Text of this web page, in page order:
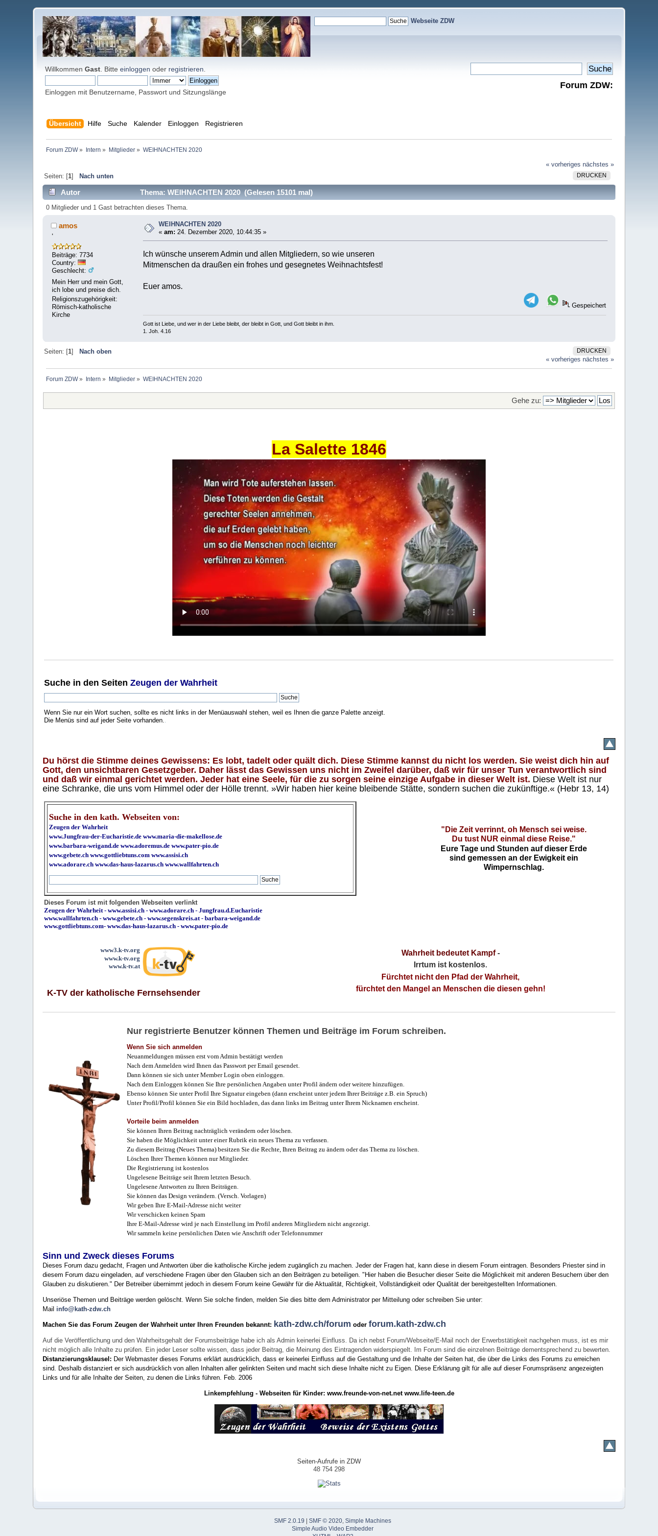
Webseite ZDW
WillkommenGast . Bitteeinloggen oder registrieren
Einloggen mit Benutzername, Passwort und Sitzungslänge
Forum ZDW:
Übersicht Hilfe Suche Kalender Einloggen Registrieren
Forum ZDW» Intern » Mitglieder» WEIHNACHTEN 2020
« vorheriges nächstes »
DRUCKEN
Seiten: [1] Nach unten
Autor Thema: WEIHNACHTEN 2020 (Gelesen 15101 mal)
0 Mitglieder und 1 Gast betrachten dieses Thema.
amos
'
Beiträge: 7734
Country:
Geschlecht:
Mein Herr und mein Gott,
ich lobe und preise dich.
Religionszugehörigkeit:
Römisch-katholische
Kirche
WEIHNACHTEN 2020
«am: 24. Dezember 2020, 10:44:35 »
Ich wünsche unserem Admin und allen Mitgliedern, so wie unseren
Mitmenschen da draußen ein frohes und gesegnetes Weihnachtsfest!
Euer amos.
Gespeichert
Gott ist Liebe, und wer in der Liebe bleibt, der bleibt in Gott, und Gott bleibt in ihm.
1. Joh. 4.16
DRUCKEN
Seiten: [1] Nach oben
« vorheriges nächstes »
Forum ZDW» Intern » Mitglieder» WEIHNACHTEN 2020
Gehe zu:
La Salette 1846
Suche in den SeitenZeugen der Wahrheit
Wenn Sie nur ein Wort suchen, sollte es nicht links in der Menüauswahl stehen, weil es Ihnen die ganze Palette anzeigt.
Die Menüs sind auf jeder Seite vorhanden.
Du hörst die Stimme deines Gewissens: Es lobt, tadelt oder quält dich. Diese Stimme kannst du nicht los werden. Sie weist dich hin auf
Gott, den unsichtbaren Gesetzgeber. Daher lässt das Gewissen uns nicht im Zweifel darüber, daß wir für unser Tun verantwortlich sind
und daß wir einmal gerichtet werden. Jeder hat eine Seele, für die zu sorgen seine einzige Aufgabe in dieser Welt ist. Diese Welt ist nur
eine Schranke, die uns vom Himmel oder der Hölle trennt. »Wir haben hier keine bleibende Stätte, sondern suchen die zukünftige.« (Hebr 13, 14)
Suche in den kath. Webseiten von:
Zeugen der Wahrheit
www.Jungfrau-der-Eucharistie.de www.maria-die-makellose.de
www.barbara-weigand.de www.adoremus.de www.pater-pio.de
www.gebete.ch www.gottliebtuns.com www.assisi.ch
www.adorare.ch www.das-haus-lazarus.ch www.wallfahrten.ch
"Die Zeit verrinnt, oh Mensch sei weise.
Du tust NUR einmal diese Reise."
Eure Tage und Stunden auf dieser Erde
sind gemessen an der Ewigkeit ein
Wimpernschlag.
Dieses Forum ist mit folgenden Webseiten verlinkt
Zeugen der Wahrheit -www.assisi.ch -www.adorare.ch -Jungfrau.d.Eucharistie
www.wallfahrten.ch -www.gebete.ch -www.segenskreis.at -barbara-weigand.de
www.gottliebtuns.com-www.das-haus-lazarus.ch - www.pater-pio.de
www3.k-tv.org
www.k-tv.org
www.k-tv.at
K-TV der katholische Fernsehsender
Wahrheit bedeutet Kampf-
Irrtum ist kostenlos.
Fürchtet nicht den Pfad der Wahrheit,
fürchtet den Mangel an Menschen die diesen gehn!
Nur registrierte Benutzer können Themen und Beiträge im Forum schreiben.
Wenn Sie sich anmelden
Neuanmeldungen müssen erst vom Admin bestätigt werden
Nach dem Anmelden wird Ihnen das Passwort per Email gesendet.
Dann können sie sich unter Member Login oben einloggen.
Nach dem Einloggen können Sie Ihre persönlichen Angaben unter Profil ändern oder weitere hinzufügen.
Ebenso können Sie unter Profil Ihre Signatur eingeben (dann erscheint unter jedem Ihrer Beiträge z.B. ein Spruch)
Unter Profil/Profil können Sie ein Bild hochladen, das dann links im Beitrag unter Ihrem Nicknamen erscheint.
Vorteile beim anmelden
Sie können Ihren Beitrag nachträglich verändern oder löschen.
Sie haben die Möglichkeit unter einer Rubrik ein neues Thema zu verfassen.
Zu diesem Beitrag (Neues Thema) besitzen Sie die Rechte, Ihren Beitrag zu ändern oder das Thema zu löschen.
Löschen Ihrer Themen können nur Mitglieder.
Die Registrierung ist kostenlos
Ungelesene Beiträge seit Ihrem letzten Besuch.
Ungelesene Antworten zu Ihren Beiträgen.
Sie können das Design verändern. (Versch. Vorlagen)
Wir geben Ihre E-Mail-Adresse nicht weiter
Wir verschicken keinen Spam
Ihre E-Mail-Adresse wird je nach Einstellung im Profil anderen Mitgliedern nicht angezeigt.
Wir sammeln keine persönlichen Daten wie Anschrift oder Telefonnummer
Sinn und Zweck dieses Forums
Dieses Forum dazu gedacht, Fragen und Antworten über die katholische Kirche jedem zugänglich zu machen. Jeder der Fragen hat, kann diese in diesem Forum eintragen. Besonders Priester sind in
diesem Forum dazu eingeladen, auf verschiedene Fragen über den Glauben sich an den Beiträgen zu beteiligen. "Hier haben die Besucher dieser Seite die Möglichkeit mit anderen Besuchern über den
Glauben zu diskutieren." Der Betreiber übernimmt jedoch in diesem Forum keine Gewähr für die Aktualität, Richtigkeit, Vollständigkeit oder Qualität der bereitgestellten Informationen.
Unseriöse Themen und Beiträge werden gelöscht. Wenn Sie solche finden, melden Sie dies bitte dem Administrator per Mitteilung oder schreiben Sie unter:
Mail info@kath-zdw.ch
Machen Sie das Forum Zeugen der Wahrheit unter Ihren Freunden bekannt: kath-zdw.ch/forum oderforum.kath-zdw.ch
Auf die Veröffentlichung und den Wahrheitsgehalt der Forumsbeiträge habe ich als Admin keinerlei Einfluss. Da ich nebst Forum/Webseite/E-Mail noch der Erwerbstätigkeit nachgehen muss, ist es mir
nicht möglich alle Inhalte zu prüfen. Ein jeder Leser sollte wissen, dass jeder Beitrag, die Meinung des Eintragenden widerspiegelt. Im Forum sind die einzelnen Beiträge dementsprechend zu bewerten.
Distanzierungsklausel: Der Webmaster dieses Forums erklärt ausdrücklich, dass er keinerlei Einfluss auf die Gestaltung und die Inhalte der Seiten hat, die über die Links des Forums zu erreichen
sind. Deshalb distanziert er sich ausdrücklich von allen Inhalten aller gelinkten Seiten und macht sich diese Inhalte nicht zu Eigen. Diese Erklärung gilt für alle auf dieser Forumspräsenz angezeigten
Links und für alle Inhalte der Seiten, zu denen die Links führen. Feb. 2006
Linkempfehlung - Webseiten für Kinder: www.freunde-von-net.net www.life-teen.de
Seiten-Aufrufe in ZDW
48 754 298
SMF 2.0.19 SMF © 2020 Simple Machines
Simple Audio Video Embedder